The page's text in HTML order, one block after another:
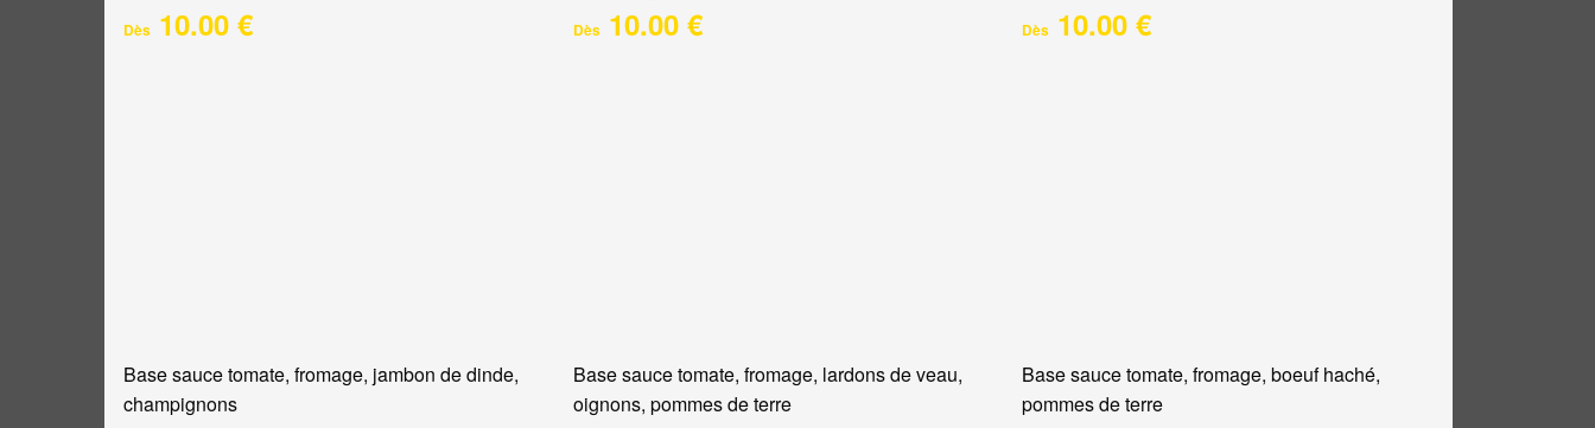
Dès 10.00 €
Base sauce tomate, fromage, jambon de dinde,
champignons
Dès10.00 €
Base sauce tomate, fromage, lardons de veau,
oignons, pommes de terre
Dès 10.00 €
Base sauce tomate, fromage, boeuf haché,
pommes de terre